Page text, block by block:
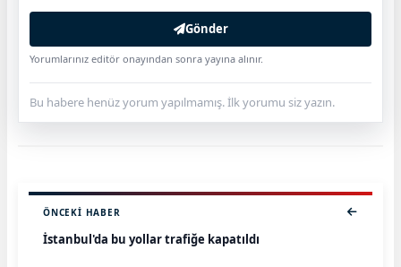
Gönder
Yorumlarınız editör onayından sonra yayına alınır.
Bu habere henüz yorum yapılmamış. İlk yorumu siz yazın.
ÖNCEKI HABER
İstanbul'da bu yollar trafiğe kapatıldı